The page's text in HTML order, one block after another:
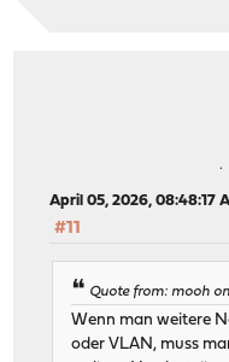
April 05, 2026, 08:48:17
#11
Quote from: mooh
Wenn man weitere
oder VLAN, muss